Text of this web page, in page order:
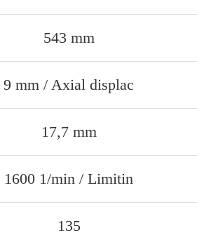
543 mm
9 mm / Axial displac
17,7 mm
1600 1/min / Limitin
135